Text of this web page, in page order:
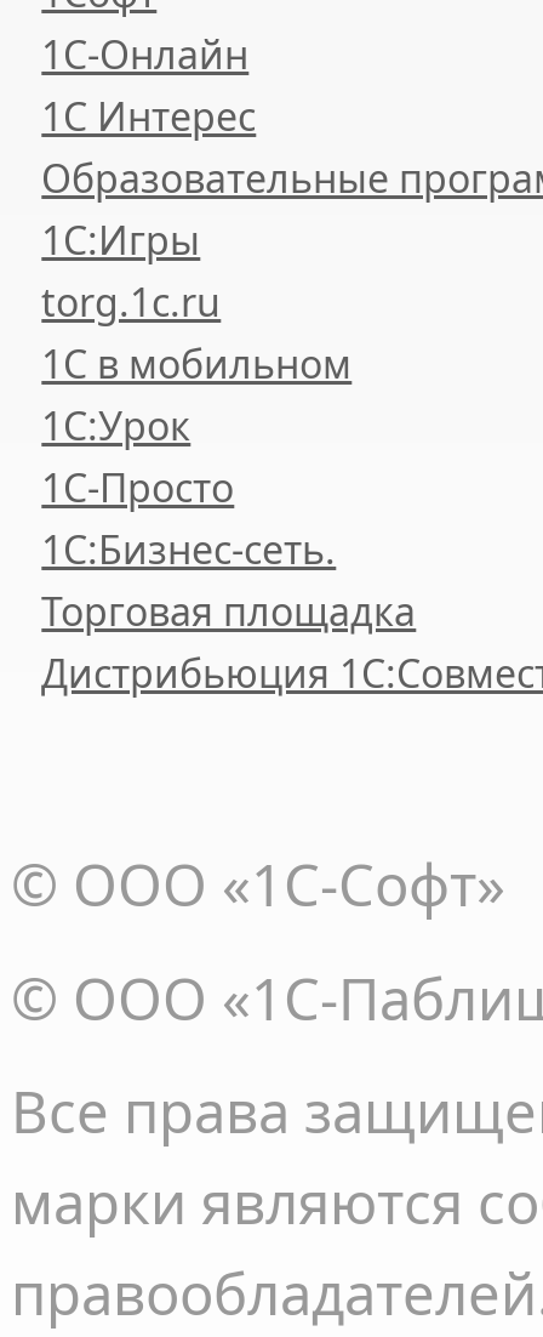
1С-Онлайн
1С Интерес
Образовательные
1С:Игры
torg.1c.ru
1С в мобильном
1С:Урок
1C-Просто
1С:Бизнес-сеть.
Торговая площадка
Дистрибьюция
© ООО «1С-Софт»
© ООО «1С-
Все права
марки являются